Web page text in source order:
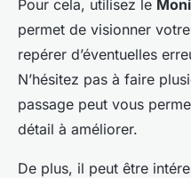
Pour cela, utilisez le
permet de visionner
repérer d’éventuelles
N’hésitez pas à faire
passage peut vous
détail à améliorer.
De plus, il peut être